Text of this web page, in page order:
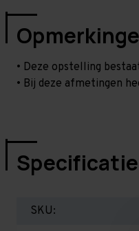
• Deze opstelling
• Bij deze afmetingen
SKU: